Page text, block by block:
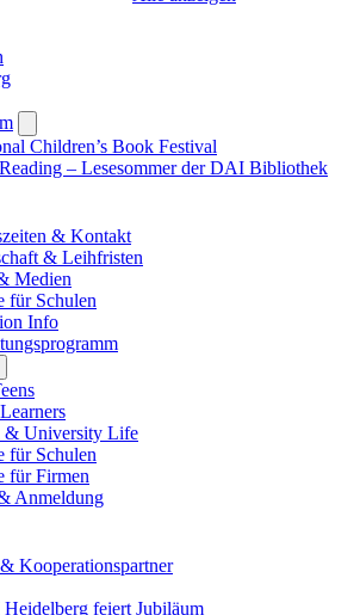
submenu
Children’s Book Festival
– Lesesommer der DAI Bibliothek
& Kontakt
& Leihfristen
Medien
für Schulen
Info
& University Life
für Schulen
für Firmen
Anmeldung
Kooperationspartner
feiert Jubiläum